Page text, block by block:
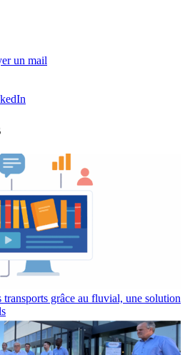
un mail
transports grâce au fluvial, une solution